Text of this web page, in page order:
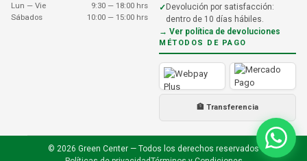
Lun — Vie
9:30 — 18:00 hrs
Sábados
10:00 — 15:00 hrs
Devolución por satisfacción:
dentro de 10 días hábiles.
→ Ver política de devoluciones
MÉTODOS DE PAGO
🏦 Transferencia
© 2026 Green Center — Todos los derechos reservados